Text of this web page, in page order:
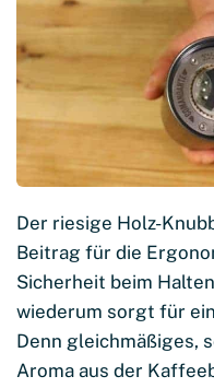
Der riesige Holz-
Beitrag für die
Sicherheit beim
wiederum sorgt für
Denn gleichmäßiges,
Aroma aus der